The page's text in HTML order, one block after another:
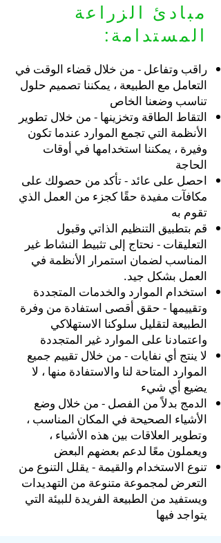
مبادئ الزراعة
المستدامة:
راقب وتفاعل - من خلال قضاء الوقت في
التعامل مع الطبيعة ، يمكننا تصميم حلول
تناسب وضعنا الخاص
التقاط الطاقة وتخزينها - من خلال تطوير
الأنظمة التي تجمع الموارد عندما تكون
وفيرة ، يمكننا استخدامها في أوقات
الحاجة
احصل على عائد - تأكد من حصولك على
مكافآت مفيدة حقًا كجزء من العمل الذي
تقوم به
قم بتطبيق التنظيم الذاتي وقبول
التعليقات - نحتاج إلى تثبيط النشاط غير
المناسب لضمان استمرار الأنظمة في
العمل بشكل جيد.
استخدام الموارد والخدمات المتجددة
وتقييمها - حقق أقصى استفادة من وفرة
الطبيعة لتقليل سلوكنا الاستهلاكي
واعتمادنا على الموارد غير المتجددة
لا ينتج أي نفايات - من خلال تقييم جميع
الموارد المتاحة لنا والاستفادة منها ، لا
يضيع أي شيء
الدمج بدلاً من الفصل - من خلال وضع
الأشياء الصحيحة في المكان المناسب ،
وتطوير العلاقات بين هذه الأشياء ،
ويعملون معًا لدعم بعضهم البعض
تنوع الاستخدام والقيمة - يقلل التنوع من
التعرض لمجموعة متنوعة من التهديدات
ويستفيد من الطبيعة الفريدة للبيئة التي
يتواجد فيها